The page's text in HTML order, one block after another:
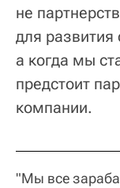
не
для развития
а когда мы
предстоит
компании.
"Мы все